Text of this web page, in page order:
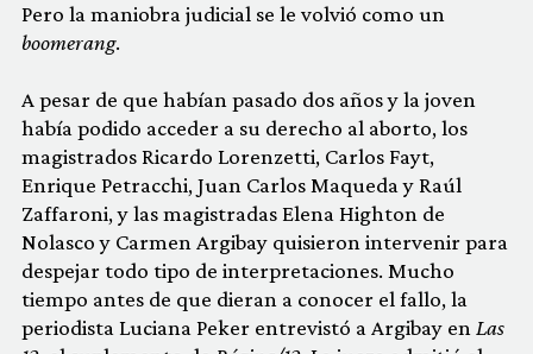
Pero la maniobra judicial se le volvió como un
boomerang.
A pesar de que habían pasado dos años y la joven
había podido acceder a su derecho al aborto, los
magistrados Ricardo Lorenzetti, Carlos Fayt,
Enrique Petracchi, Juan Carlos Maqueda y Raúl
Zaffaroni, y las magistradas Elena Highton de
Nolasco y Carmen Argibay quisieron intervenir para
despejar todo tipo de interpretaciones. Mucho
tiempo antes de que dieran a conocer el fallo, la
periodista Luciana Peker entrevistó a Argibay en Las